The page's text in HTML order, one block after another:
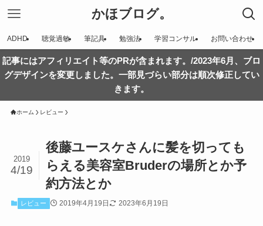
かほブログ。
ADHD 聴覚過敏 筆記具 勉強法 学習コンサル お問い合わせ
記事にはアフィリエイト等のPRが含まれます。/2023年6月、ブロ
グデザインを変更しました。一部見づらい部分は順次修正してい
きます。
ホーム レビュー
後藤ユースケさんに髪を切っても
らえる美容室Bruderの場所とか予
約方法とか
2019
4/19
レビュー 2019年4月19日 2023年6月19日